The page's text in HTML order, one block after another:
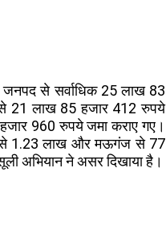
जनपद से सर्वाधिक 25 लाख 83
21 लाख 85 हजार 412 रुपये
960 रुपये जमा कराए गए।
से 1.23 लाख और मऊगंज से 77
अभियान ने असर दिखाया है।